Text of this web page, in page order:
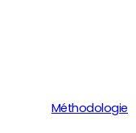
Méthodologie